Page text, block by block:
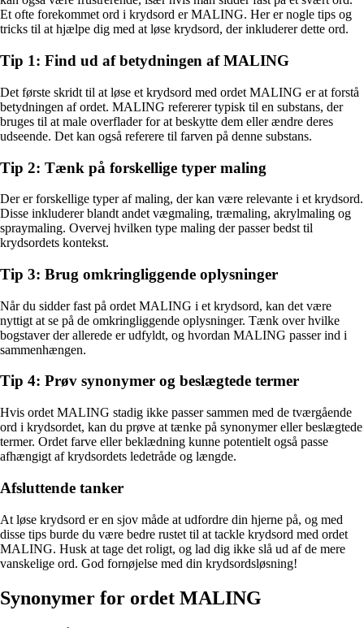
Et ofte forekommet ord i krydsord er MALING. Her er nogle tips og
tricks til at hjælpe dig med at løse krydsord, der inkluderer dette ord.
Tip 1: Find ud af betydningen af MALING
Det første skridt til at løse et krydsord med ordet MALING er at forstå
betydningen af ordet. MALING refererer typisk til en substans, der
bruges til at male overflader for at beskytte dem eller ændre deres
udseende. Det kan også referere til farven på denne substans.
Tip 2: Tænk på forskellige typer maling
Der er forskellige typer af maling, der kan være relevante i et krydsord.
Disse inkluderer blandt andet vægmaling, træmaling, akrylmaling og
spraymaling. Overvej hvilken type maling der passer bedst til
krydsordets kontekst.
Tip 3: Brug omkringliggende oplysninger
Når du sidder fast på ordet MALING i et krydsord, kan det være
nyttigt at se på de omkringliggende oplysninger. Tænk over hvilke
bogstaver der allerede er udfyldt, og hvordan MALING passer ind i
sammenhængen.
Tip 4: Prøv synonymer og beslægtede termer
Hvis ordet MALING stadig ikke passer sammen med de tværgående
ord i krydsordet, kan du prøve at tænke på synonymer eller beslægtede
termer. Ordet farve eller beklædning kunne potentielt også passe
afhængigt af krydsordets ledetråde og længde.
Afsluttende tanker
At løse krydsord er en sjov måde at udfordre din hjerne på, og med
disse tips burde du være bedre rustet til at tackle krydsord med ordet
MALING. Husk at tage det roligt, og lad dig ikke slå ud af de mere
vanskelige ord. God fornøjelse med din krydsordsløsning!
Synonymer for ordet MALING